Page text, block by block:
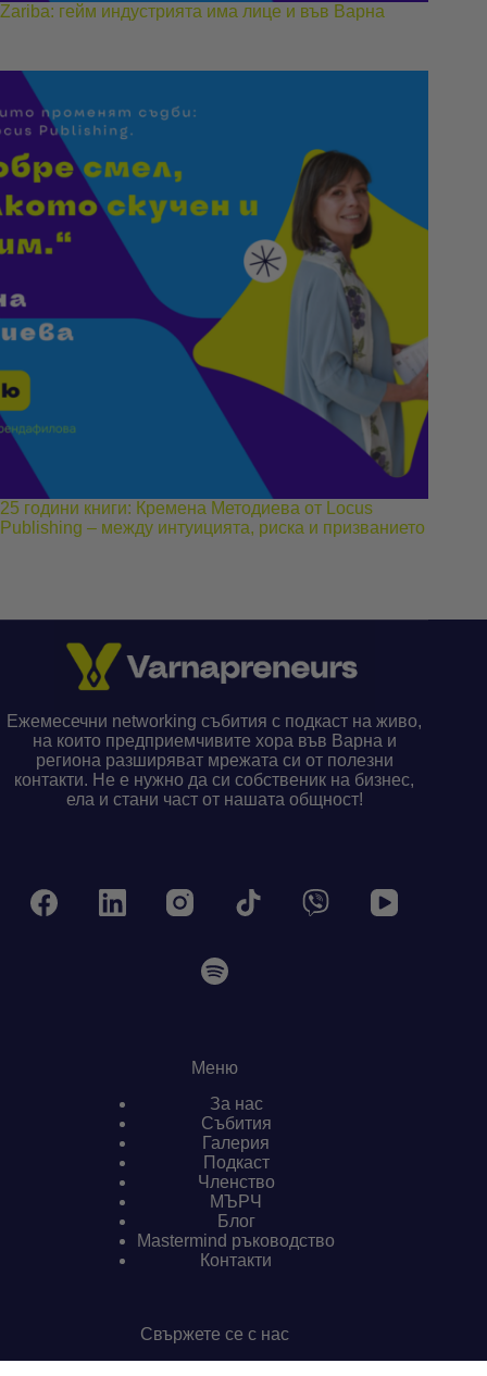
Zariba: гейм индустрията има лице и във Варна
25 години книги: Кремена Методиева от Locus
Publishing – между интуицията, риска и призванието
Ежемесечни networking събития с подкаст на живо,
на които предприемчивите хора във Варна и
региона разширяват мрежата си от полезни
контакти. Не е нужно да си собственик на бизнес,
ела и стани част от нашата общност!
Меню
За нас
Събития
Галерия
Подкаст
Членство
МЪРЧ
Блог
Mastermind ръководство
Контакти
Свържете се с нас